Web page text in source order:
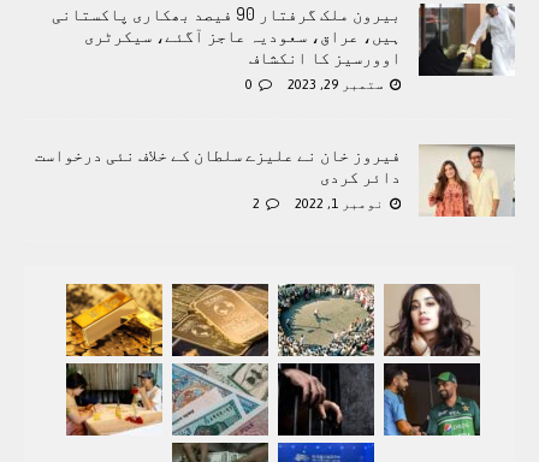
بیرون ملک گرفتار 90 فیصد بھکاری پاکستانی
ہیں، عراق، سعودیہ عاجز آگئے، سیکرٹری
اوورسیز کا انکشاف
ستمبر 29, 2023 0
فیروز خان نے علیزے سلطان کے خلاف نئی درخواست
دائر کردی
نومبر 1, 2022 2